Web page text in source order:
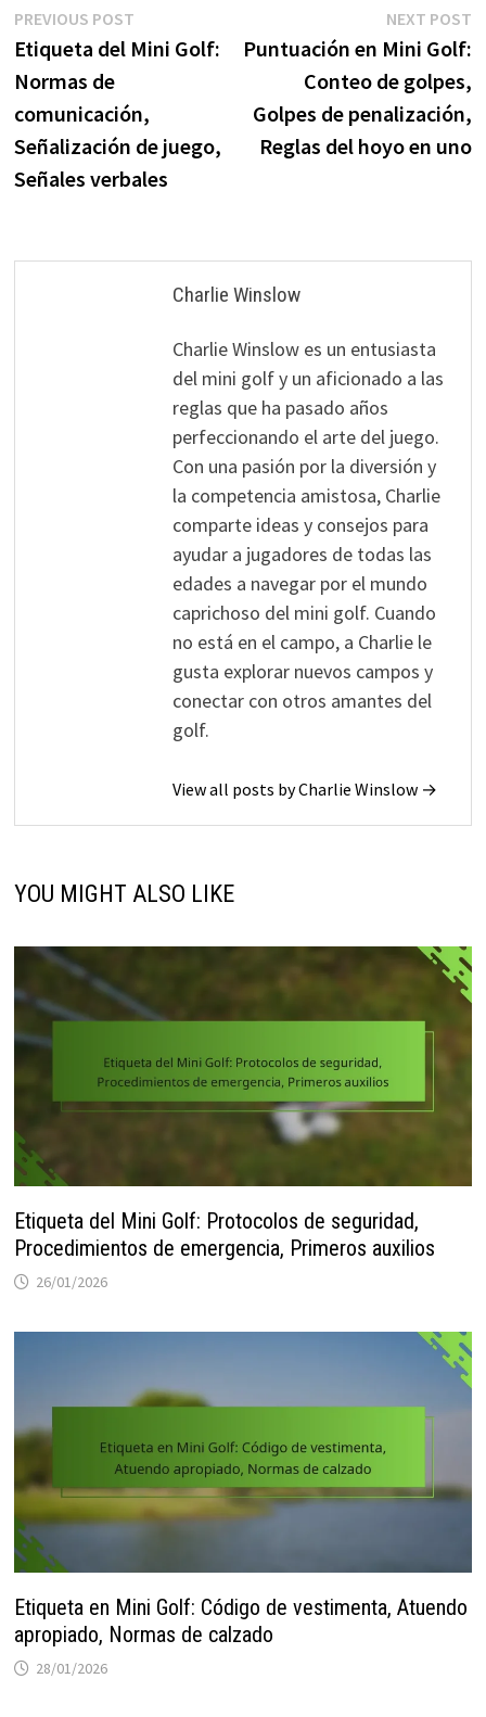
Post
navigation
PREVIOUS POSTPrevious
post:
Etiqueta del Mini Golf:
Normas de
comunicación,
Señalización de juego,
Señales verbales
NEXT POST
Puntuación en Mini Golf:
Conteo de golpes,
Golpes de penalización,
Reglas del hoyo en uno
Charlie Winslow
Charlie Winslow es un entusiasta
del mini golf y un aficionado a las
reglas que ha pasado años
perfeccionando el arte del juego.
Con una pasión por la diversión y
la competencia amistosa, Charlie
comparte ideas y consejos para
ayudar a jugadores de todas las
edades a navegar por el mundo
caprichoso del mini golf. Cuando
no está en el campo, a Charlie le
gusta explorar nuevos campos y
conectar con otros amantes del
golf.
View all posts by Charlie Winslow →
YOU MIGHT ALSO LIKE
Etiqueta del Mini Golf: Protocolos de seguridad,
Procedimientos de emergencia, Primeros auxilios
26/01/2026
Etiqueta en Mini Golf: Código de vestimenta, Atuendo
apropiado, Normas de calzado
28/01/2026